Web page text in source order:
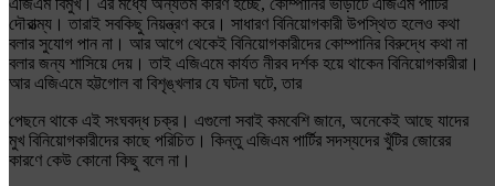
দৌরাত্ম্য। তারাই সবকিছু নিয়ন্ত্রণ করে। সাধারণ বিনিয়োগকারী উপস্থিত হলেও কথা
বলার সুযোগ পান না। আর আগে থেকেই বিনিয়োগকারীদের কোম্পানির বিরুদ্ধে কথা না
বলার জন্য শাসিয়ে দেয়। তাই এজিএমে কার্যত নীরব দর্শক হয়ে থাকেন বিনিয়োগকারীরা।
আর এজিএমে হট্টগোল বা বিশৃঙ্খলার যে ঘটনা ঘটে, তার
পেছনে থাকে এই সংঘবদ্ধ চক্র। এগুলো সবাই কমবেশি জানে, অনেকেই আছে যাদের
মুখ বিনিয়োগকারীদের কাছে পরিচিত। কিন্তু এজিএম পার্টির সদস্যদের খুঁটির জোরের
কারণে কেউ কোনো কিছু বলে না।